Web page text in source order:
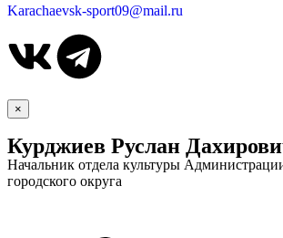
Karachaevsk-sport09@mail.ru
×
Курджиев Руслан
Начальник отдела культуры
городского округа